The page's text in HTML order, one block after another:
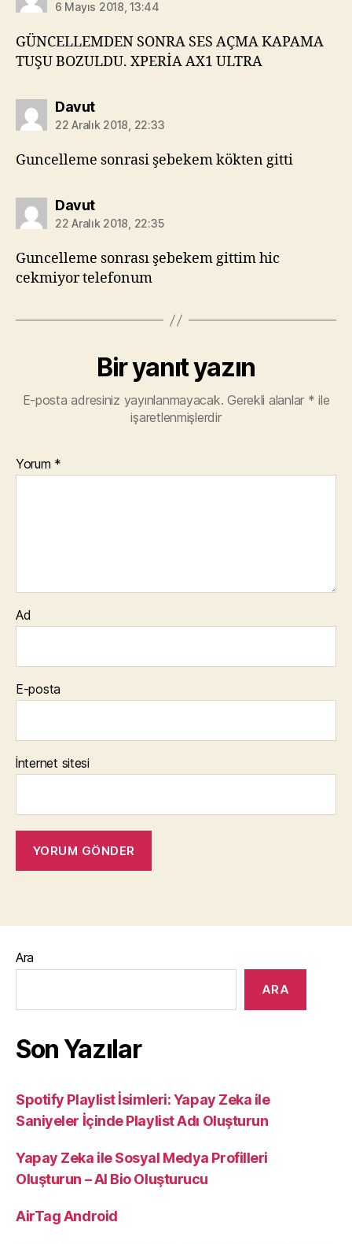
6 Mayıs 2018, 13:44
GÜNCELLEMDEN SONRA SES AÇMA KAPAMA
TUŞU BOZULDU. XPERİA AX1 ULTRA
Davutdiyorki:
22 Aralık 2018, 22:33
Guncelleme sonrasi şebekem kökten gitti
Davutdiyorki:
22 Aralık 2018, 22:35
Guncelleme sonrası şebekem gittim hic
cekmiyor telefonum
Bir yanıt yazın
E-posta adresiniz yayınlanmayacak. Gerekli alanlar * ile
işaretlenmişlerdir
Yorum *
Ad
E-posta
İnternet sitesi
Ara
ARA
Son Yazılar
Spotify Playlist İsimleri: Yapay Zeka ile
Saniyeler İçinde Playlist Adı Oluşturun
Yapay Zeka ile Sosyal Medya Profilleri
Oluşturun – AI Bio Oluşturucu
AirTag Android